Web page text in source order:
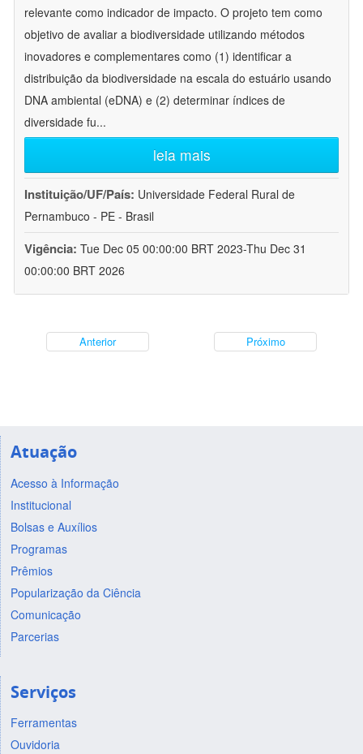
relevante como indicador de impacto. O projeto tem como
objetivo de avaliar a biodiversidade utilizando métodos
inovadores e complementares como (1) identificar a
distribuição da biodiversidade na escala do estuário usando
DNA ambiental (eDNA) e (2) determinar índices de
diversidade fu...
leia mais
Instituição/UF/País: Universidade Federal Rural de
Pernambuco - PE - Brasil
Vigência: Tue Dec 05 00:00:00 BRT 2023-Thu Dec 31
00:00:00 BRT 2026
Anterior Próximo
Atuação
Acesso à Informação
Institucional
Bolsas e Auxílios
Programas
Prêmios
Popularização da Ciência
Comunicação
Parcerias
Serviços
Ferramentas
Ouvidoria